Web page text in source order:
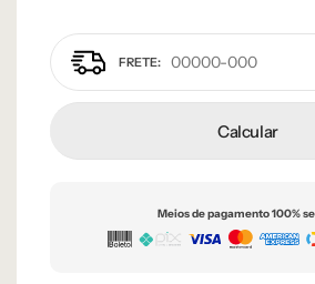
Calcular
Meios de pagamento 100%